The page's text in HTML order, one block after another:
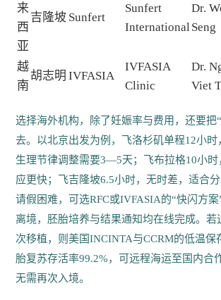
来
西
亚
吉隆坡 Sunfert
Sunfert
International
Dr.
Seng
越
南
胡志明 IVFASIA
IVFASIA
Clinic
Dr.
Viet
选择海外机构，除了妊娠率与费用，还要把
去。以北京出发为例，飞洛杉矶单程12小时
生理节律调整需要3—5天；飞布拉格10小时
应更快；飞吉隆坡6.5小时，无时差，适合
请假困难，可选RFC或IVFASIA的“快闪方
离境，胚胎培养与结果通知均在线完成。若
次移植，则美国INCINTA与CCRM的低温保
胎复苏存活率99.2%，可远程海运至国内合
无需再次入境。